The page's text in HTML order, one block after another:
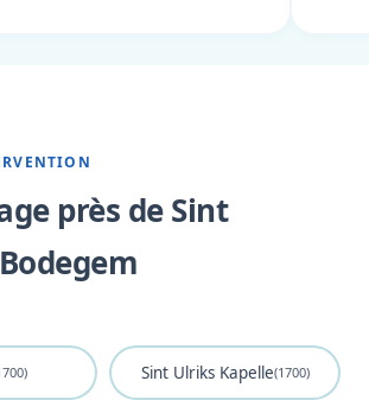
près de Sint
Sint Ulriks Kapelle(1700)